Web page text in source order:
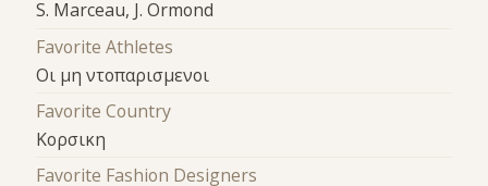
S. Marceau, J. Ormond
Favorite Athletes
Οι μη ντοπαρισμενοι
Favorite Country
Κορσικη
Favorite Fashion Designers